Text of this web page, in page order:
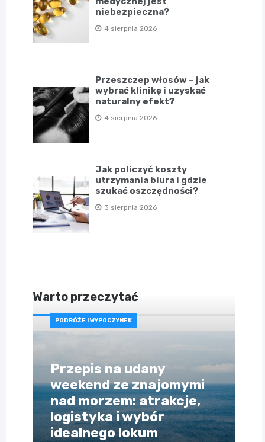
niebezpieczna?
4 sierpnia 2026
Przeszczep włosów – jak
wybrać klinikę i uzyskać
naturalny efekt?
4 sierpnia 2026
Jak policzyć koszty
utrzymania biura i gdzie
szukać oszczędności?
3 sierpnia 2026
Warto przeczytać
PODRÓŻE I WYPOCZYNEK
Przepis na udany
weekend ze znajomymi
nad morzem: atrakcje,
logistyka i wybór
idealnego lokum